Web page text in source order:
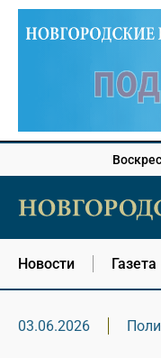
Новости Газета
03.06.2026